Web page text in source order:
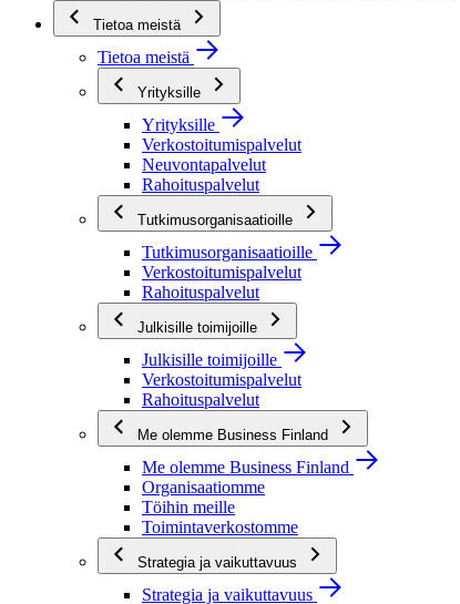
Tietoa meistä
Tietoa meistä
Yrityksille
Yrityksille
Verkostoitumispalvelut
Neuvontapalvelut
Rahoituspalvelut
Tutkimusorganisaatioille
Tutkimusorganisaatioille
Verkostoitumispalvelut
Rahoituspalvelut
Julkisille toimijoille
Julkisille toimijoille
Verkostoitumispalvelut
Rahoituspalvelut
Me olemme Business Finland
Me olemme Business Finland
Organisaatiomme
Töihin meille
Toimintaverkostomme
Strategia ja vaikuttavuus
Strategia ja vaikuttavuus